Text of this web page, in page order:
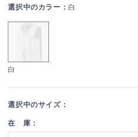
選択中のカラー： 白
白
選択中のサイズ：
在 庫：